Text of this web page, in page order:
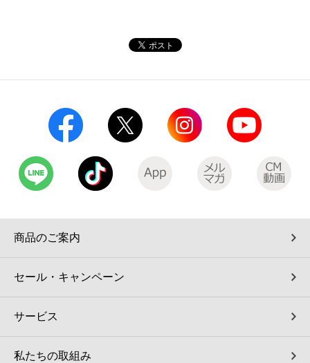
商品のご案内
セール・キャンペーン
サービス
私たちの取組み